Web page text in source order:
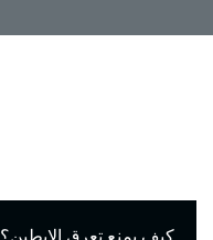
كيف يمنع تعرق الابطين؟